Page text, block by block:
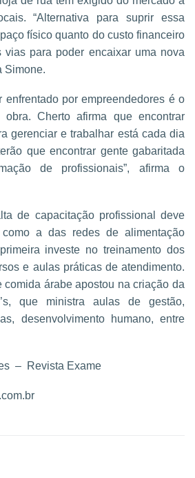
“Alternativa para suprir essa
físico quanto do custo financeiro
vias para poder encaixar uma nova
Simone.
enfrentado por empreendedores é o
Cherto afirma que encontrar
gerenciar e trabalhar está cada dia
que encontrar gente gabaritada
de profissionais”, afirma o
de capacitação profissional deve
a das redes de alimentação
investe no treinamento dos
e aulas práticas de atendimento.
comida árabe apostou na criação da
que ministra aulas de gestão,
desenvolvimento humano, entre
– Revista Exame